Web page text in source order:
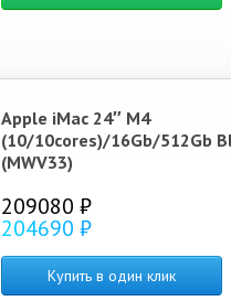
Apple iMac 24″ M4
(10/10cores)/16Gb/512Gb
(MWV33)
209080 ₽
204690 ₽
Купить в один клик